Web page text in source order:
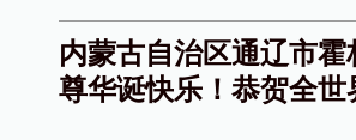
内蒙古自治区通辽市
尊华诞快乐！恭贺全